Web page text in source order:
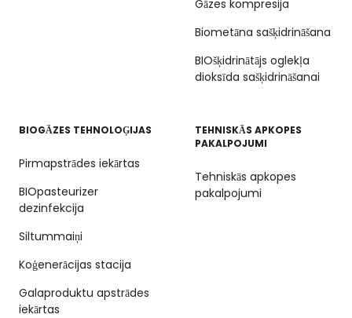
Gāzes kompresija
Biometāna sašķidrināšana
BIOšķidrinātājs oglekļa
dioksīda sašķidrināšanai
BIOGĀZES TEHNOLOĢIJAS
Pirmapstrādes iekārtas
BIOpasteurizer
dezinfekcija
Siltummaiņi
Koģenerācijas stacija
Galaproduktu apstrādes
iekārtas
TEHNISKĀS APKOPES
PAKALPOJUMI
Tehniskās apkopes
pakalpojumi